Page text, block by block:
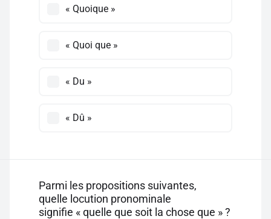
« Quoique »
« Quoi que »
« Du »
« Dû »
Parmi les propositions suivantes,
quelle locution pronominale
signifie « quelle que soit la chose que » ?